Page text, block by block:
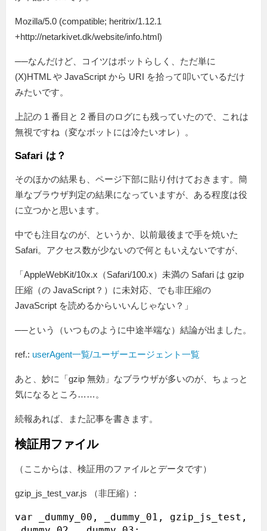
Mozilla/5.0 (compatible; heritrix/1.12.1
+http://netarkivet.dk/website/info.html)
──なんだけど、コイツはボットらしく、ただ単に
(X)HTML や JavaScript から URI を拾って叩いているだけ
みたいです。
上記の 1 番目と 2 番目のログにも残っていたので、これは
無視ですね（変なボットには冷たいオレ）。
Safari は？
そのほかの結果も、ページ下部に貼り付けておきます。簡
単なブラウザ判定の結果になっていますが、ある程度は役
に立つかと思います。
中でも注目なのが、というか、以前最後まで手を焼いた
Safari。アクセス数が少ないので何ともいえないですが、
「AppleWebKit/10x.x（Safari/100.x）未満の Safari は gzip
圧縮（の JavaScript？）に未対応、でも非圧縮の
JavaScript を読めるからいいんじゃない？」
──という（いつものように中途半端な）結論が出ました。
ref.: userAgent一覧/ユーザーエージェント一覧
あと、妙に「gzip 無効」なブラウザが多いのが、ちょっと
気になるところ……。
続報あれば、また記事を書きます。
検証用ファイル
（ここからは、検証用のファイルとデータです）
gzip_js_test_var.js （非圧縮）:
var _dummy_00, _dummy_01, gzip_js_test,